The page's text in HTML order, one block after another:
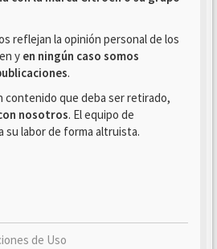
reflejan la opinión personal de los
y en ningún caso somos
.
contenido que deba ser retirado,
nosotros. El equipo de
su labor de forma altruista.
de Uso